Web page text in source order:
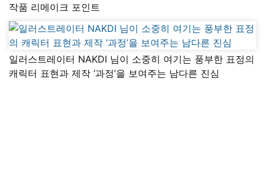
작품 리메이크 포인트
일러스트레이터 NAKDI 님이 소중히 여기는 풍부한 표정의
캐릭터 표현과 제작 ‘과정’을 보여주는 남다른 진심